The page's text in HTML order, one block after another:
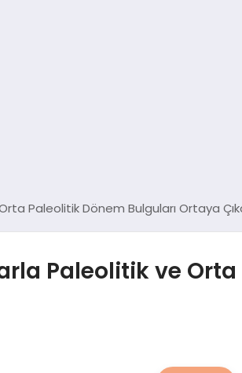
Paleolitik Dönem Bulguları Ortaya
Paleolitik ve